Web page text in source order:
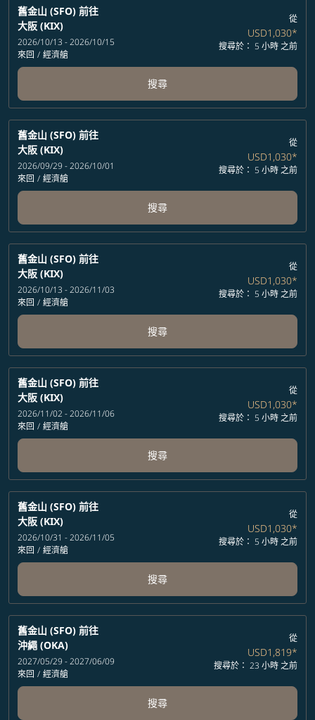
舊金山 (SFO) 前往
大阪 (KIX)
2026/10/13 - 2026/10/15
來回 / 經濟艙
從
USD1,030*
搜尋於： 5 小時 之前
搜尋
舊金山 (SFO) 前往
大阪 (KIX)
2026/09/29 - 2026/10/01
來回 / 經濟艙
從
USD1,030*
搜尋於： 5 小時 之前
搜尋
舊金山 (SFO) 前往
大阪 (KIX)
2026/10/13 - 2026/11/03
來回 / 經濟艙
從
USD1,030*
搜尋於： 5 小時 之前
搜尋
舊金山 (SFO) 前往
大阪 (KIX)
2026/11/02 - 2026/11/06
來回 / 經濟艙
從
USD1,030*
搜尋於： 5 小時 之前
搜尋
舊金山 (SFO) 前往
大阪 (KIX)
2026/10/31 - 2026/11/05
來回 / 經濟艙
從
USD1,030*
搜尋於： 5 小時 之前
搜尋
舊金山 (SFO) 前往
沖繩 (OKA)
2027/05/29 - 2027/06/09
來回 / 經濟艙
從
USD1,819*
搜尋於： 23 小時 之前
搜尋